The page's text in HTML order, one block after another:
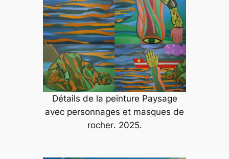
Détails de la peinture Paysage
avec personnages et masques de
rocher. 2025.